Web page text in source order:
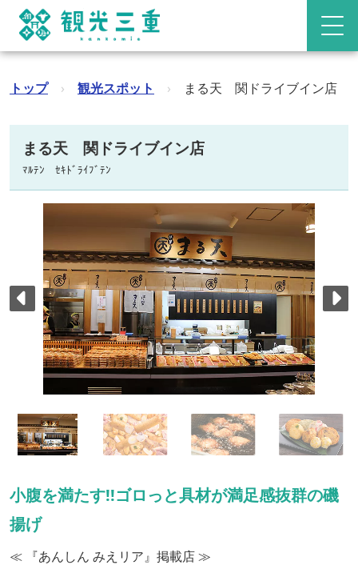
トップ › 観光スポット › まる天 関ドライブイン店
まる天 関ドライブイン店
ﾏﾙﾃﾝ ｾｷﾄﾞﾗｲﾌﾞﾃﾝ
小腹を満たす!!ゴロっと具材が満足感抜群の磯
揚げ
≪ 『あんしん みえリア』掲載店 ≫